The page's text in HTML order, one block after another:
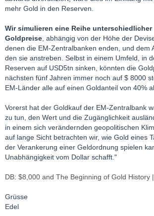
mehr Gold in den Reserven.
Wir simulieren eine Reihe
Goldpreise , abhängig von der Höhe der
denen die EM-Zentralbanken enden, und dem
den sie anstreben. Selbst in einem Umfeld, in
Reserven auf USD5tn sinken, könnten die
nächsten fünf Jahren immer noch auf $ 8000
EM-Länder alle auf einen Goldanteil von 40%
Vorerst hat der Goldkauf der EM-Zentralbank
zu tun, den Wert und die Zugänglichkeit
in einem sich verändernden geopolitischen
auf lange Sicht betrachten wir, wie Gold eines
der Verankerung einer Geldordnung spielen
Unabhängigkeit vom Dollar schafft."
DB: $8,000 and The Beginning of Gold History
Grüsse
Edel